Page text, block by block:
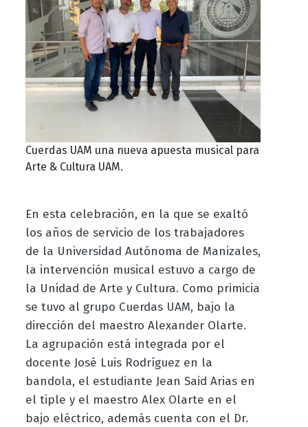
Cuerdas UAM una nueva apuesta musical para
Arte & Cultura UAM.
En esta celebración, en la que se exaltó
los años de servicio de los trabajadores
de la Universidad Autónoma de Manizales,
la intervención musical estuvo a cargo de
la Unidad de Arte y Cultura. Como primicia
se tuvo al grupo Cuerdas UAM, bajo la
dirección del maestro Alexander Olarte.
La agrupación está integrada por el
docente José Luis Rodríguez en la
bandola, el estudiante Jean Said Arias en
el tiple y el maestro Alex Olarte en el
bajo eléctrico, además cuenta con el Dr.